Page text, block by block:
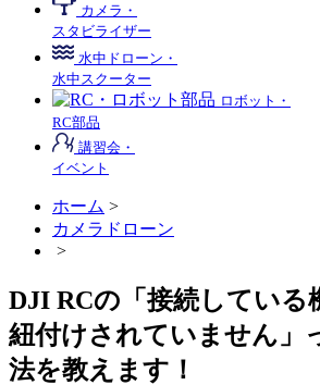
カメラ・
スタビライザー
水中ドローン・
水中スクーター
ロボット・
RC部品
講習会・
イベント
ホーム >
カメラドローン
>
DJI RCの「接続している
紐付けされていません」
法を教えます！